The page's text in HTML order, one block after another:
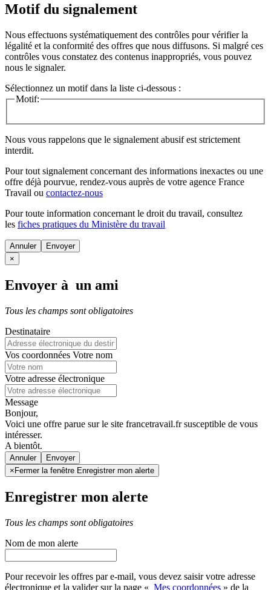
Motif du signalement
Nous effectuons systématiquement des contrôles pour vérifier la
légalité et la conformité des offres que nous diffusons. Si malgré ces
contrôles vous constatez des contenus inappropriés, vous pouvez
nous le signaler.
Sélectionnez un motif dans la liste ci-dessous :
Motif:
Nous vous rappelons que le signalement abusif est strictement
interdit.
Pour tout signalement concernant des informations inexactes ou une
offre déjà pourvue, rendez-vous auprès de votre agence France
Travail ou contactez-nous
Pour toute information concernant le droit du travail, consultez
les fiches pratiques du Ministère du travail
Annuler
×
Envoyer à un ami
Tous les champs sont obligatoires
Destinataire
Vos coordonnées Votre nom
Votre adresse électronique
Message
Bonjour,
Voici une offre parue sur le site francetravail.fr susceptible de vous
intéresser.
A bientôt.
Annuler
× Fermer la fenêtre Enregistrer mon alerte
Enregistrer mon alerte
Tous les champs sont obligatoires
Nom de mon alerte
Pour recevoir les offres par e-mail, vous devez saisir votre adresse
électronique et la valider sur la page « Mes coordonnées » de la